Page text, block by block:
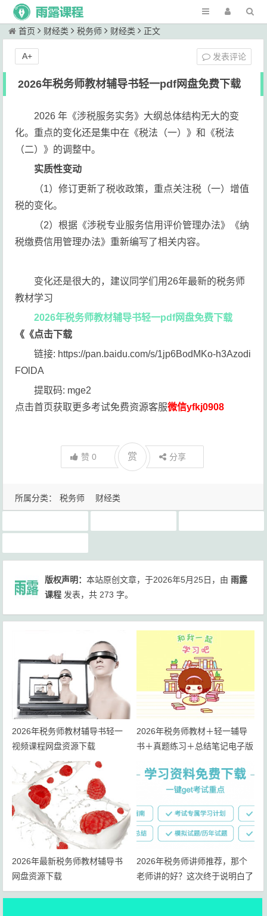
首页 财经类 税务师 财经类 正文
2026年税务师教材辅导书轻一pdf网盘免费下载
2026 年《涉税服务实务》大纲总体结构无大的变
化。重点的变化还是集中在《税法（一）》和《税法
（二）》的调整中。
实质性变动
（1）修订更新了税收政策，重点关注税（一）增值
税的变化。
（2）根据《涉税专业服务信用评价管理办法》《纳
税缴费信用管理办法》重新编写了相关内容。
变化还是很大的，建议同学们用26年最新的税务师
教材学习
2026年税务师教材辅导书轻一pdf网盘免费下载
《《点击下载
链接: https://pan.baidu.com/s/1jp6BodMKo-h3Azodi
FOlDA
提取码: mge2
点击首页获取更多考试免费资源客服微信yfkj0908
赞0 赏 分享
发表评论
A+
所属分类： 税务师 财经类
版权声明：本站原创文章，于2026年5月25日，由雨露
课程 发表，共 273 字。
2026年税务师教材辅导书轻一
视频课程网盘资源下载
2026年税务师教材＋轻一辅导
书＋真题练习＋总结笔记电子版
2026年最新税务师教材辅导书
网盘资源下载
2026年税务师讲师推荐，那个
老师讲的好？这次终于说明白了